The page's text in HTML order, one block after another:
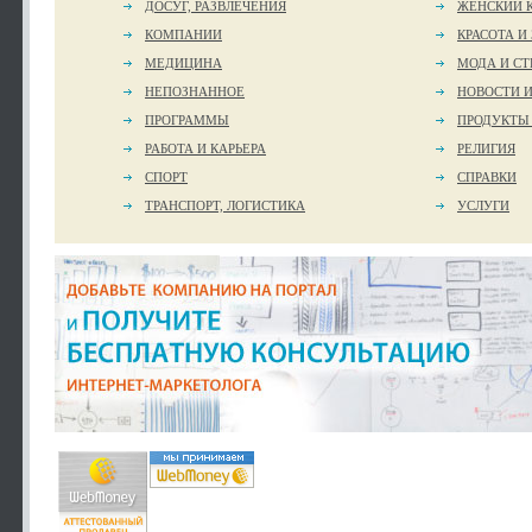
ДОСУГ, РАЗВЛЕЧЕНИЯ
ЖЕНСКИЙ
КОМПАНИИ
КРАСОТА И
МЕДИЦИНА
МОДА И
НЕПОЗНАННОЕ
НОВОСТИ
ПРОГРАММЫ
РАБОТА И КАРЬЕРА
РЕЛИГИЯ
СПОРТ
СПРАВКИ
ТРАНСПОРТ, ЛОГИСТИКА
УСЛУГИ